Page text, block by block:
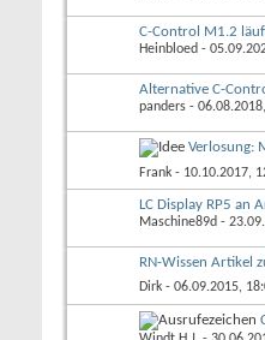
C-Control M1.2
Heinbloed -
Alternative C-
panders -
Verlosung:
Frank - 10.10.2017,
LC Display RP5 an
Maschine89d -
RN-Wissen Artikel
Dirk - 06.09.2015,